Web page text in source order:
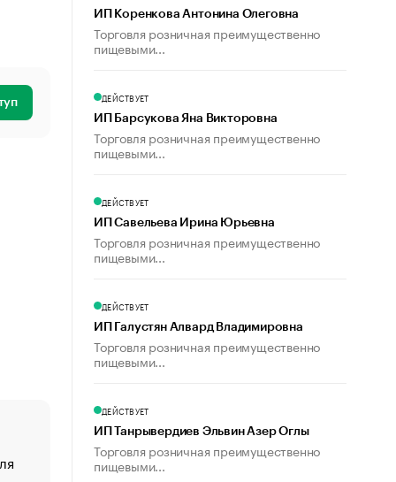
«От спорта тело стареет иначе». Как живет глава
ИП Коренкова Антонина Олеговна
Торговля розничная преимущественно
пищевыми...
ДЕЙСТВУЕТ
ИП Барсукова Яна Викторовна
Торговля розничная преимущественно
пищевыми...
ДЕЙСТВУЕТ
ИП Савельева Ирина Юрьевна
Торговля розничная преимущественно
пищевыми...
ДЕЙСТВУЕТ
ИП Галустян Алвард Владимировна
Торговля розничная преимущественно
пищевыми...
ДЕЙСТВУЕТ
ИП Танрывердиев Эльвин Азер Оглы
Торговля розничная преимущественно
пищевыми...